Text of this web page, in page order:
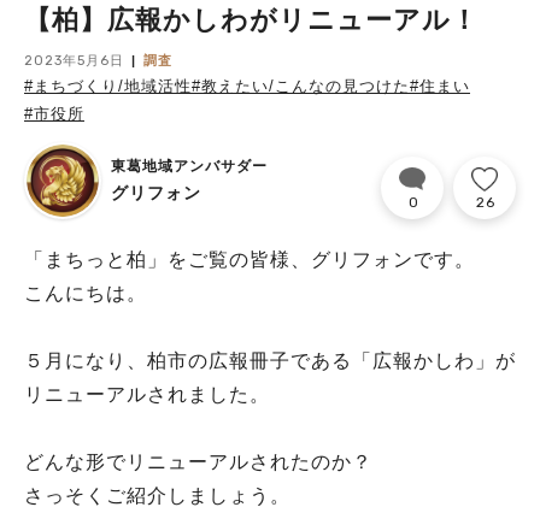
【柏】広報かしわがリニューアル！
2023年5月6日 調査
#まちづくり/地域活性#教えたい/こんなの見つけた#住まい
#市役所
東葛地域アンバサダー
グリフォン 0 26
「まちっと柏」をご覧の皆様、グリフォンです。
こんにちは。
５月になり、柏市の広報冊子である「広報かしわ」が
リニューアルされました。
どんな形でリニューアルされたのか？
さっそくご紹介しましょう。